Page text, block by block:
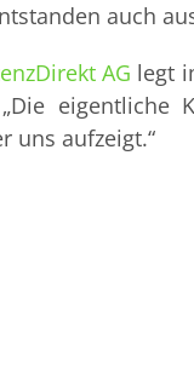
auch
AG legt
eigentliche
uns aufzeigt.“